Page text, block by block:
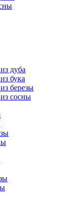
дуба
бука
березы
сосны